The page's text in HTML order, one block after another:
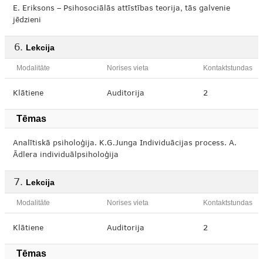
E. Eriksons – Psihosociālās attīstības teorija, tās galvenie
jēdzieni
Lekcija
Modalitāte Norises vieta Kontaktstundas
Klātiene Auditorija 2
Tēmas
Analītiskā psiholoģija. K.G.Junga Individuācijas process. A.
Ādlera individuālpsiholoģija
Lekcija
Modalitāte Norises vieta Kontaktstundas
Klātiene Auditorija 2
Tēmas